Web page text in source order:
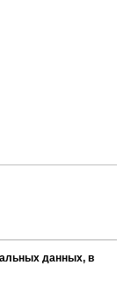
данных, в